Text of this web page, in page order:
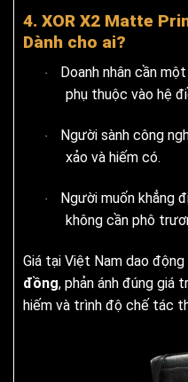
4. XOR X2 Matte
Dành cho ai?
·
Doanh nhân cần
phụ thuộc vào hệ
·
Người sành công
xảo và hiếm có.
·
Người muốn khẳng
không cần phô
Giá tại Việt Nam dao động
đồng, phản ánh đúng giá
hiếm và trình độ chế tác